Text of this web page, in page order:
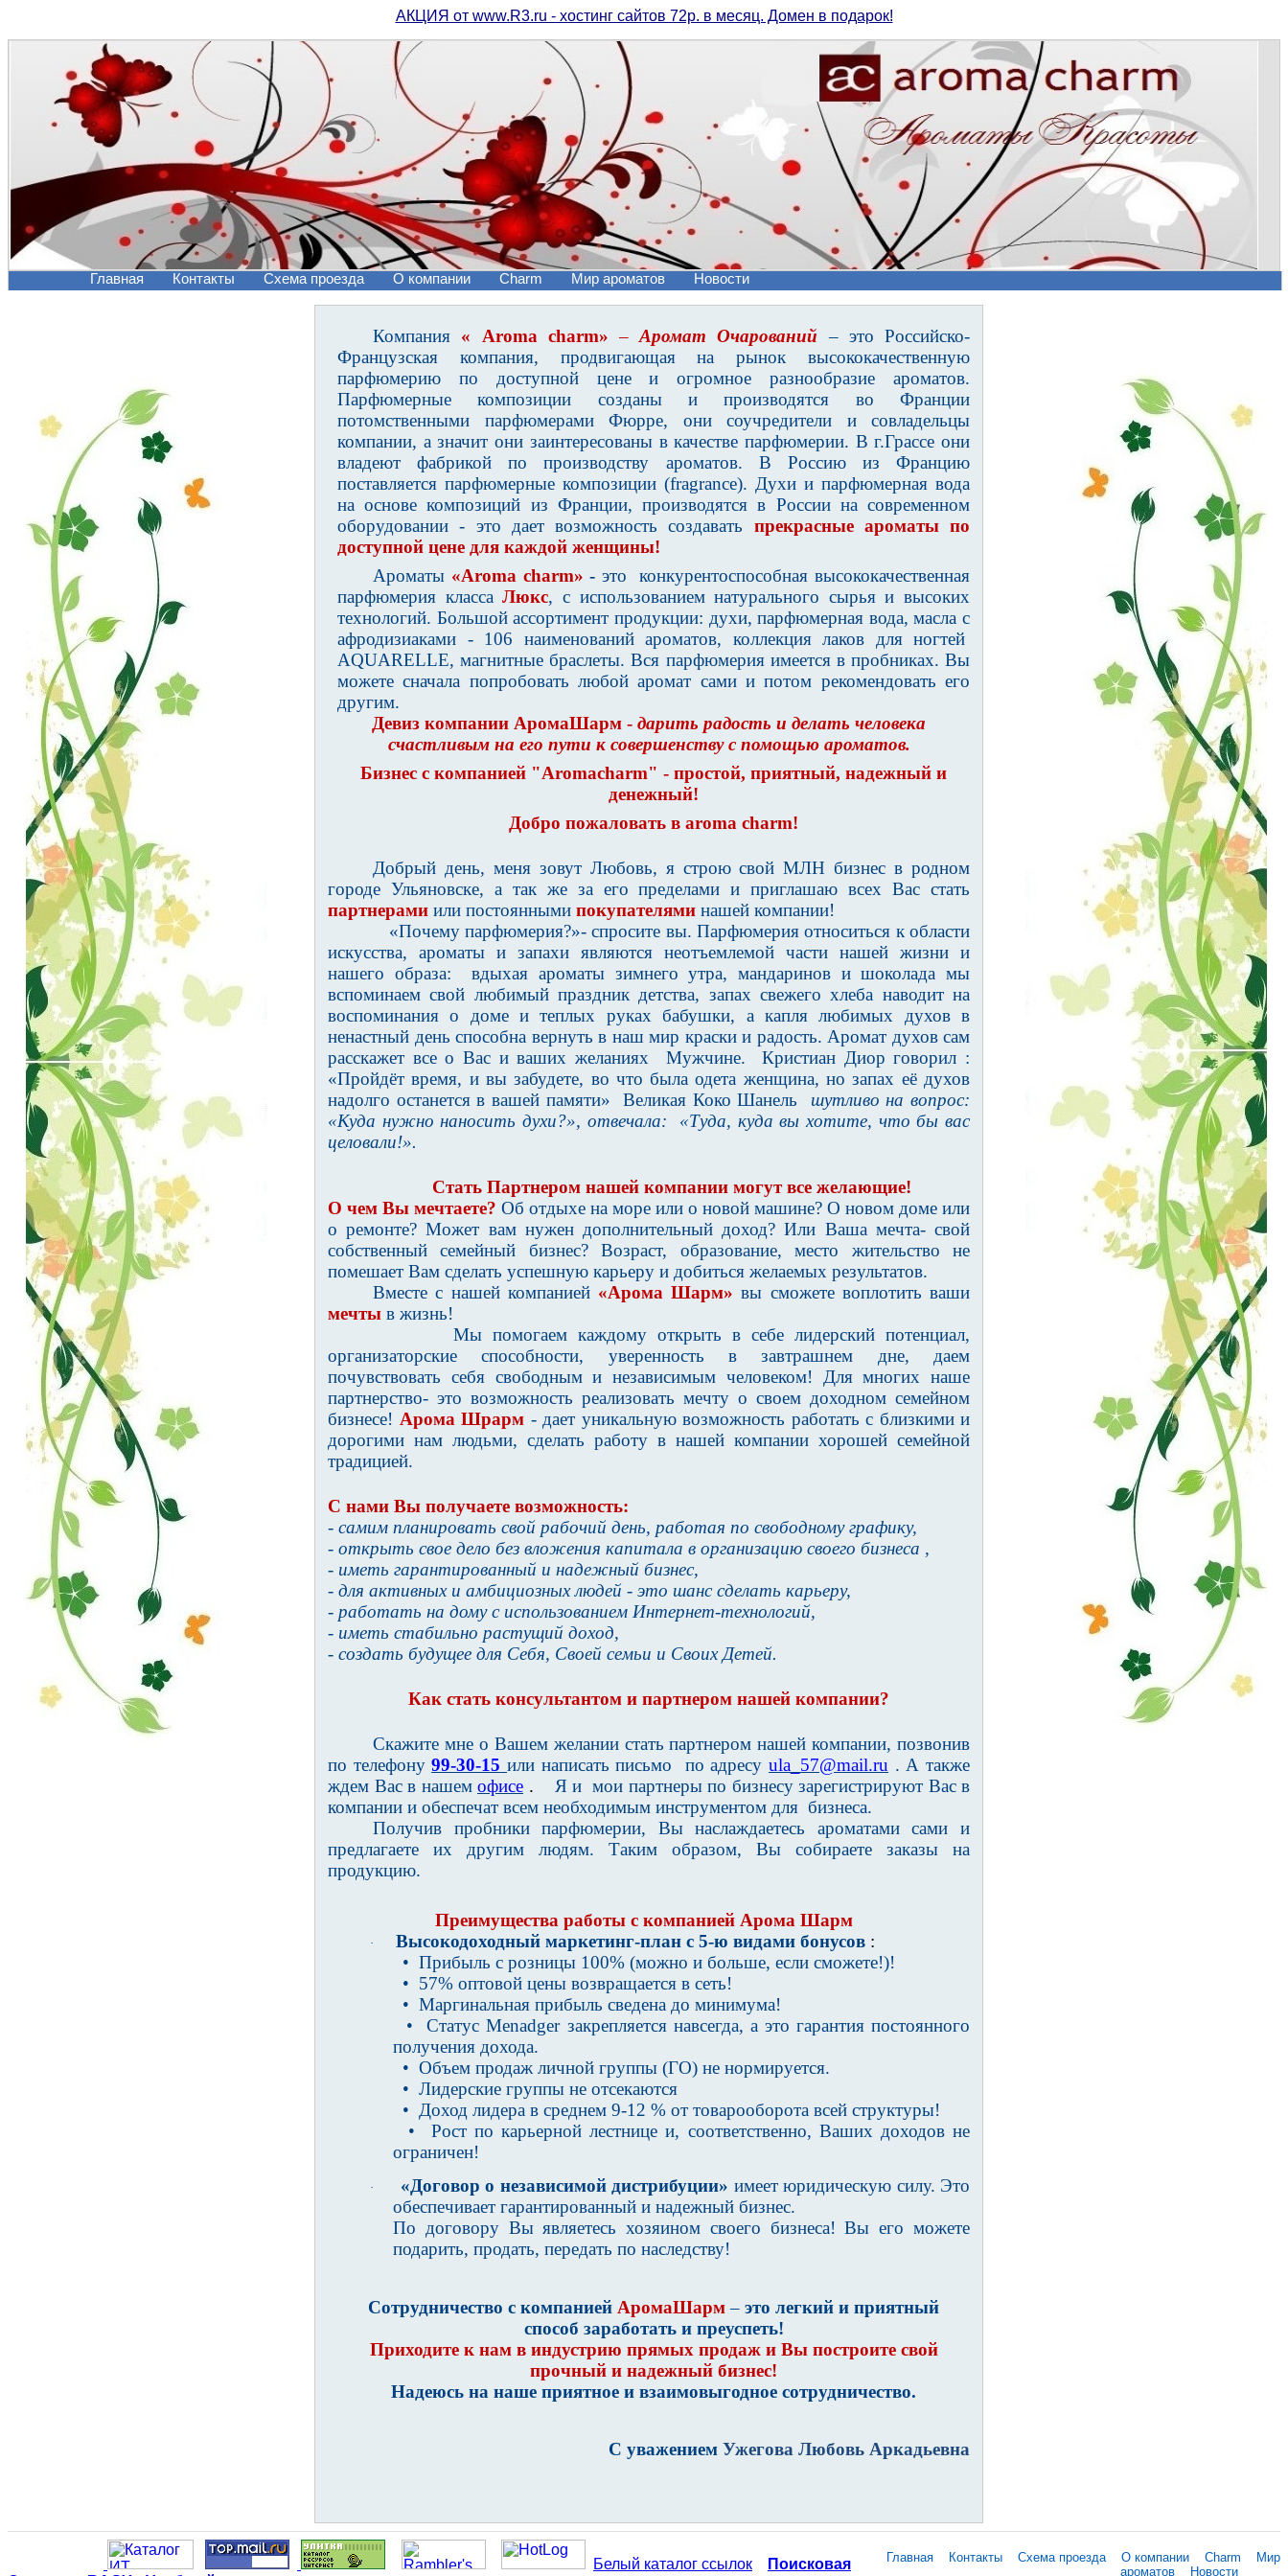
АКЦИЯ от www.R3.ru - хостинг сайтов 72р. в месяц. Домен в подарок!
Главная Контакты Схема проезда О компании Charm Мир ароматов Новости
Компания « Aroma charm» –Аромат Очарований
– это Российско-
Французская компания, продвигающая на рынок высококачественную
парфюмерию по доступной цене и огромное разнообразие ароматов.
Парфюмерные композиции созданы и производятся во Франции
потомственными парфюмерами Фюрре, они соучредители и совладельцы
компании, а значит они заинтересованы в качестве парфюмерии. В г.Грассе они
владеют фабрикой по производству ароматов. В Россию из Францию
поставляется парфюмерные композиции (fragrance). Духи и парфюмерная вода
на основе композиций из Франции, производятся в России на современном
оборудовании - это дает возможность создавать прекрасные ароматы по
доступной цене для каждой женщины!
Ароматы «Aroma charm» - это
конкурентоспособная высококачественная
парфюмерия класса Люкс, с использованием натурального сырья и высоких
технологий. Большой ассортимент продукции: духи, парфюмерная вода, масла с
афродизиаками - 106 наименований ароматов, коллекция лаков для ногтей
AQUARELLE, магнитные браслеты. Вся парфюмерия имеется в пробниках. Вы
можете сначала попробовать любой аромат сами и потом рекомендовать его
другим.
Девиз компании АромаШарм - дарить радость и делать человека
счастливым на его пути к совершенству с помощью ароматов.
Бизнес с компанией "Aromacharm" - простой, приятный, надежный и
денежный!
Добро пожаловать в aroma charm!
Добрый день, меня зовут Любовь, я строю свой МЛН бизнес в родном
городе Ульяновске, а так же за его пределами и приглашаю всех Вас стать
партнерами или постоянными покупателями нашей компании!
«Почему парфюмерия?»- спросите вы. Парфюмерия относиться к области
искусства, ароматы и запахи являются неотъемлемой части нашей жизни и
нашего образа:
вдыхая ароматы зимнего утра, мандаринов и шоколада мы
вспоминаем свой любимый праздник детства, запах свежего хлеба наводит на
воспоминания о доме и теплых руках бабушки, а капля любимых духов в
ненастный день способна вернуть в наш мир краски и радость. Аромат духов сам
расскажет все о Вас и ваших желаниях
Мужчине.
Кристиан Диор говорил :
«Пройдёт время, и вы забудете, во что была одета женщина, но запах её духов
надолго останется в вашей памяти»
Великая Коко Шанель
шутливо на вопрос:
«Куда нужно наносить духи?», отвечала:
«Туда, куда вы хотите, что бы вас
целовали!».
Стать Партнером нашей компании могут все желающие!
О чем Вы мечтаете? Об отдыхе на море или о новой машине? О новом доме или
о ремонте? Может вам нужен дополнительный доход? Или Ваша мечта- свой
собственный семейный бизнес? Возраст, образование, место жительство не
помешает Вам сделать успешную карьеру и добиться желаемых результатов.
Вместе с нашей компанией «Арома Шарм» вы сможете воплотить ваши
мечты в жизнь!
Мы помогаем каждому открыть в себе лидерский потенциал,
организаторские способности, уверенность в завтрашнем дне, даем
почувствовать себя свободным и независимым человеком! Для многих наше
партнерство- это возможность реализовать мечту о своем доходном семейном
бизнесе! Арома Шрарм - дает уникальную возможность работать с близкими и
дорогими нам людьми, сделать работу в нашей компании хорошей семейной
традицией.
С нами Вы получаете возможность:
- самим планировать свой рабочий день, работая по свободному графику,
- открыть свое дело без вложения капитала в организацию своего бизнеса ,
- иметь гарантированный и надежный бизнес,
- для активных и амбициозных людей - это шанс сделать карьеру,
- работать на дому с использованием Интернет-технологий,
- иметь стабильно растущий доход,
- создать будущее для Себя, Своей семьи и Своих Детей.
Как стать консультантом и партнером нашей компании?
Скажите мне о Вашем желании стать партнером нашей компании, позвонив
по телефону99-30-15 или написать письмо по адресуula_57@mail.ru . А также
ждем Вас в нашем офисе . Я и мои партнеры по бизнесу зарегистрируют Вас в
компании и обеспечат всем необходимым инструментом для бизнеса.
Получив пробники парфюмерии, Вы наслаждаетесь ароматами сами и
предлагаете их другим людям. Таким образом, Вы собираете заказы на
продукцию.
Преимущества работы с компанией Арома Шарм
· Высокодоходный маркетинг-план с 5-ю видами бонусов :
• Прибыль с розницы 100% (можно и больше, если сможете!)!
• 57% оптовой цены возвращается в сеть!
• Маргинальная прибыль сведена до минимума!
• Статус Menadger закрепляется навсегда, а это гарантия постоянного
получения дохода.
• Объем продаж личной группы (ГО) не нормируется.
• Лидерские группы не отсекаются
• Доход лидера в среднем 9-12 % от товарооборота всей структуры!
• Рост по карьерной лестнице и, соответственно, Ваших доходов не
ограничен!
· «Договор о независимой дистрибуции» имеет юридическую силу. Это
обеспечивает гарантированный и надежный бизнес.
По договору Вы являетесь хозяином своего бизнеса! Вы его можете
подарить, продать, передать по наследству!
Сотрудничество с компанией АромаШарм – это легкий и приятный
способ заработать и преуспеть!
Приходите к нам в индустрию прямых продаж и Вы построите свой
прочный и надежный бизнес!
Надеюсь на наше приятное и взаимовыгодное сотрудничество.
С уважением Ужегова Любовь Аркадьевна
Белый каталог ссылок
Поисковая
Главная Контакты Схема проезда О компании Charm
Мир
ароматов
Новости